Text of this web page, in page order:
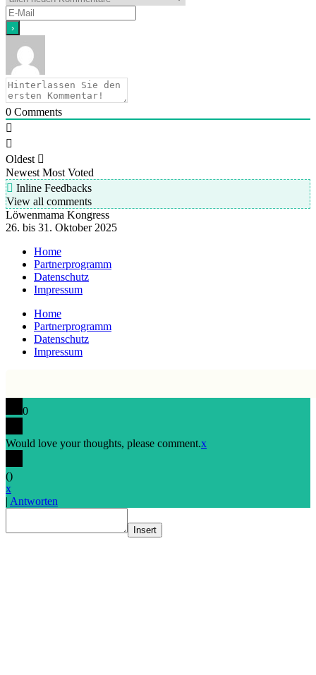
0 Comments
Oldest
Newest Most Voted
Inline Feedbacks
View all comments
Löwenmama Kongress
26. bis 31. Oktober 2025
Home
Partnerprogramm
Datenschutz
Impressum
Home
Partnerprogramm
Datenschutz
Impressum
0
Would love your thoughts, please comment.x
()
x
| Antworten
Insert